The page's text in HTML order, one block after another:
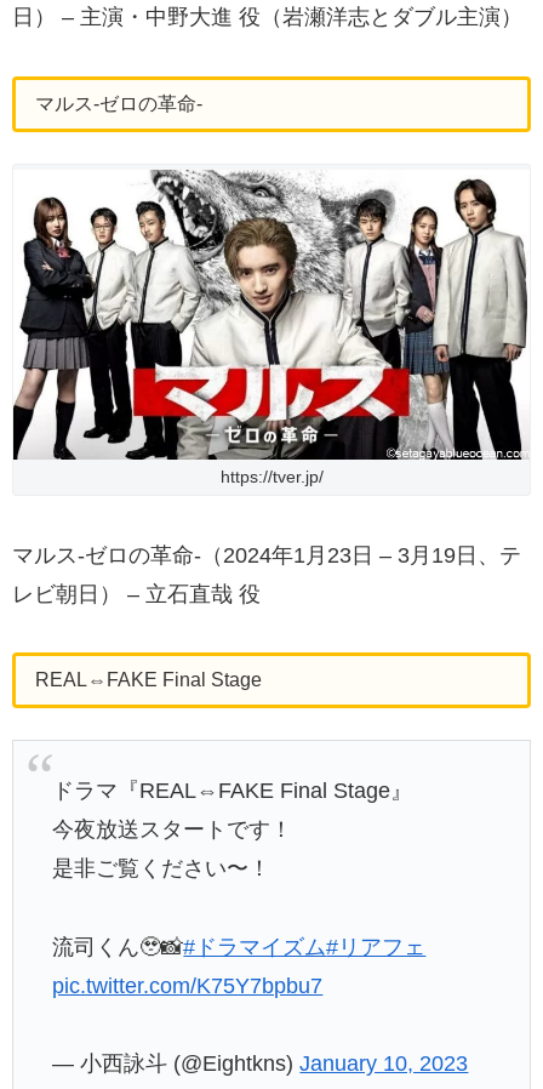
日） – 主演・中野大進 役（岩瀬洋志とダブル主演）
マルス-ゼロの革命-
https://tver.jp/
マルス-ゼロの革命-（2024年1月23日 – 3月19日、テ
レビ朝日） – 立石直哉 役
REAL⇔FAKE Final Stage
ドラマ『REAL⇔FAKE Final Stage』
今夜放送スタートです！
是非ご覧ください〜！
流司くん🥹📸#ドラマイズム#リアフェ
pic.twitter.com/K75Y7bpbu7
— 小西詠斗 (@Eightkns)January 10, 2023